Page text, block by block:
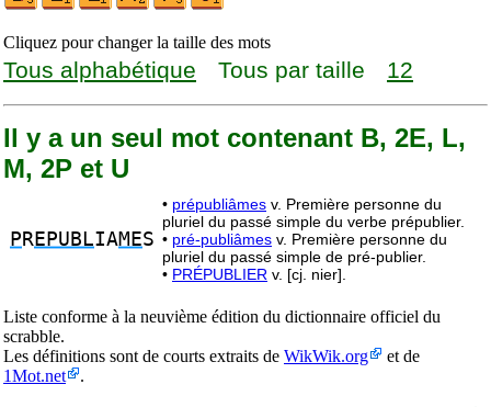
Cliquez pour changer la taille des mots
Tous alphabétique Tous par taille 12
Il y a un seul mot contenant B, 2E, L,
M, 2P et U
P REPUBLIAMES
• prépubliâmes v. Première personne du
pluriel du passé simple du verbe prépublier.
• pré-publiâmes v. Première personne du
pluriel du passé simple de pré-publier.
• PRÉPUBLIER v. [cj. nier].
Liste conforme à la neuvième édition du dictionnaire officiel du
scrabble.
Les définitions sont de courts extraits de WikWik.org
et de
1Mot.net
.